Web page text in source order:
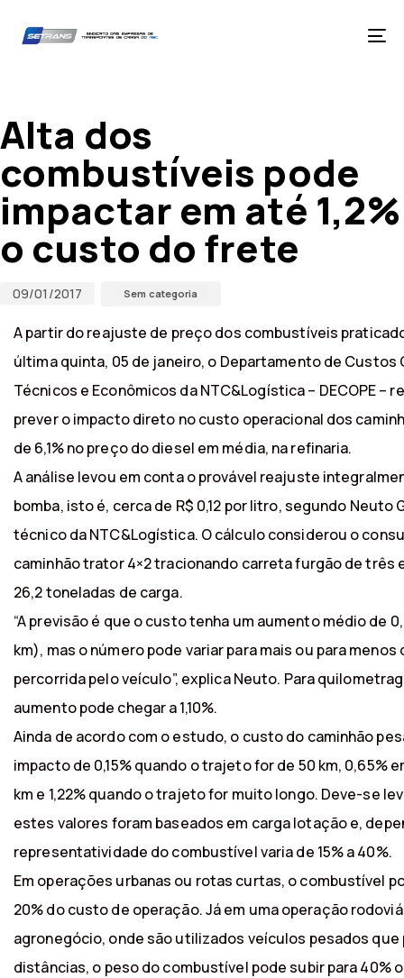
primary
Alta dos
combustíveis pode
impactar em até 1,2%
o custo do frete
09/01/2017 Sem categoria
A partir do reajuste de preço dos combustíveis
última quinta, 05 de janeiro, o Departamento de Custos
Técnicos e Econômicos da NTC&Logística – DECOPE –
prever o impacto direto no custo operacional dos
de 6,1% no preço do diesel em média, na refinaria.
A análise levou em conta o provável reajuste
bomba, isto é, cerca de R$ 0,12 por litro, segundo
técnico da NTC&Logística. O cálculo considerou o
caminhão trator 4×2 tracionando carreta furgão de três
26,2 toneladas de carga.
“A previsão é que o custo tenha um aumento médio de
km), mas o número pode variar para mais ou para
percorrida pelo veículo”, explica Neuto. Para
aumento pode chegar a 1,10%.
Ainda de acordo com o estudo, o custo do caminhão
impacto de 0,15% quando o trajeto for de 50 km, 0,65%
km e 1,22% quando o trajeto for muito longo. Deve-se
estes valores foram baseados em carga lotação e,
representatividade do combustível varia de 15% a 40%.
Em operações urbanas ou rotas curtas, o combustível
20% do custo de operação. Já em uma operação
agronegócio, onde são utilizados veículos pesados
distâncias, o peso do combustível pode subir para 40%